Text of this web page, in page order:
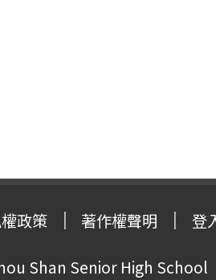
政策 著作權聲明 登
Shan Senior High School